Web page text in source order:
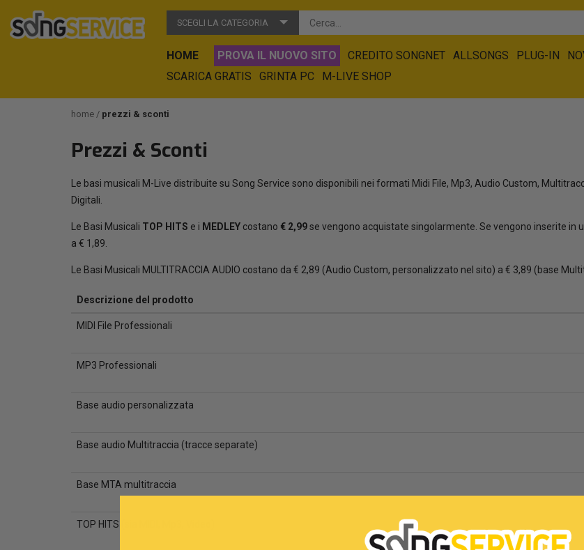
SCEGLI LA CATEGORIA
HOME PROVA IL NUOVO SITO CREDITO SONGNET ALLSONGS PLUG-IN
SCARICA GRATIS
GRINTA PC M-LIVE SHOP
home prezzi & sconti
Prezzi & Sconti
Le basi musicali M-Live distribuite su Song Service sono disponibili nei formati Midi File, Mp3, Audio Custom,
Digitali.
Le Basi Musicali TOP HITS e i MEDLEY costano € 2,99se vengono acquistate singolarmente. Se vengono inserite in
a € 1,89.
Le Basi Musicali MULTITRACCIA AUDIO costano da € 2,89 (Audio Custom, personalizzato nel sito) a € 3,89 (base
Descrizione del prodotto
MIDI File Professionali
MP3 Professionali
Base audio personalizzata
Base audio Multitraccia (tracce separate)
Base MTA multitraccia
TOP HITS (sia MIDI, Mp3, Video)